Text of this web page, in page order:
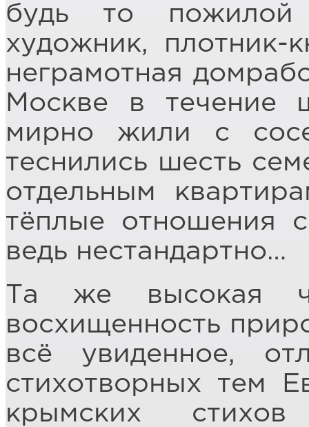
будь то пожилой
художник,
неграмотная
Москве в течение
мирно жили с
теснились шесть
отдельным
тёплые отношения
ведь нестандартно…
Та же высокая
восхищенность
всё увиденное,
стихотворных тем
крымских